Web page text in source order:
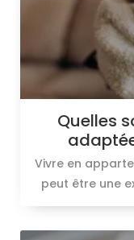
Quelles
Vivre en
peut être une